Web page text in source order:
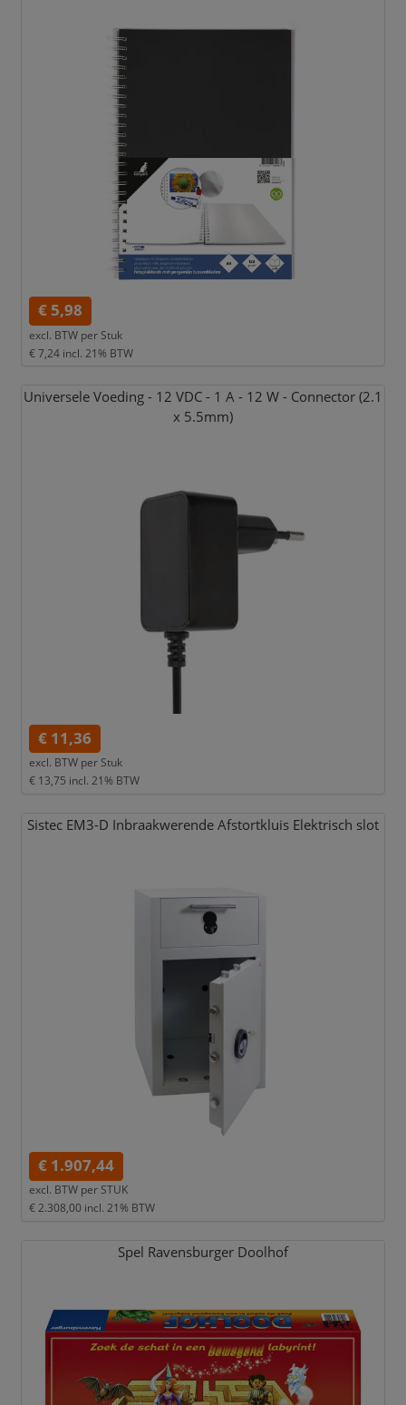
€ 5,98
excl. BTW per Stuk
€ 7,24 incl. 21% BTW
Universele Voeding - 12 VDC - 1 A - 12 W - Connector (2.1
x 5.5mm)
€ 11,36
excl. BTW per Stuk
€ 13,75 incl. 21% BTW
Sistec EM3-D Inbraakwerende Afstortkluis Elektrisch slot
€ 1.907,44
excl. BTW per STUK
€ 2.308,00 incl. 21% BTW
Spel Ravensburger Doolhof